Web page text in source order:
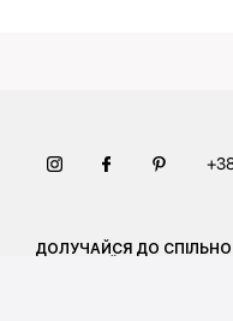
ДОЛУЧАЙСЯ ДО